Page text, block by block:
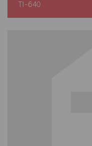
TI-640